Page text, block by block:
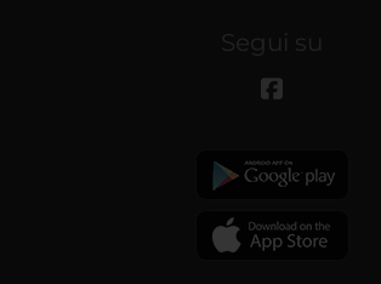
Segui su